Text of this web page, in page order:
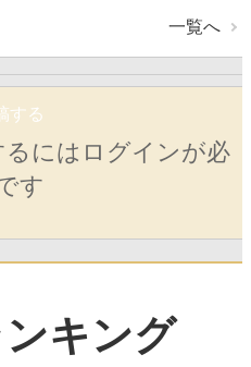
一覧へ
する
にはログインが必
す
キング